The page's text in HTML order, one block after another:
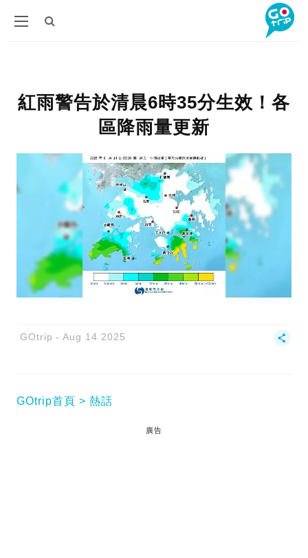
紅雨警告於清晨6時35分生效！各
區降雨量更新
GOtrip Aug 14 2025
GOtrip首頁 熱話
廣告